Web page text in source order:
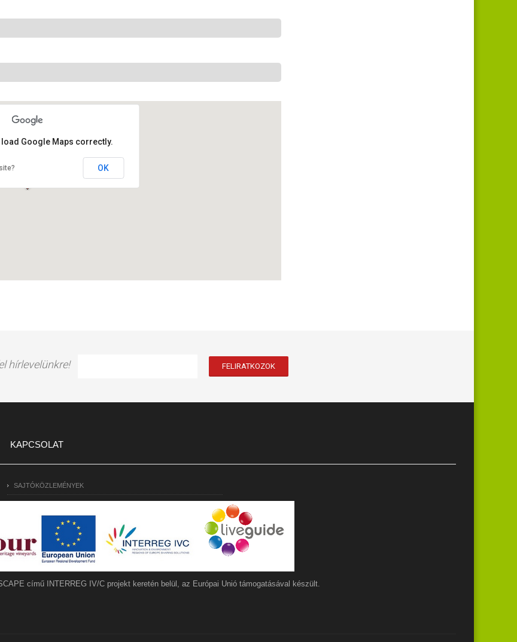
load Google Maps correctly.
OK
hírlevelünkre!
KAPCSOLAT
SAJTÓKÖZLEMÉNYEK
című INTERREG IV/C projekt keretén belül, az Európai Unió támogatásával készült.